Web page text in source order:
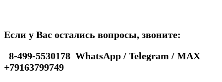
Если у Вас остались вопросы, звоните:
8-499-5530178 WhatsApp / Telegram / MAX
+79163799749